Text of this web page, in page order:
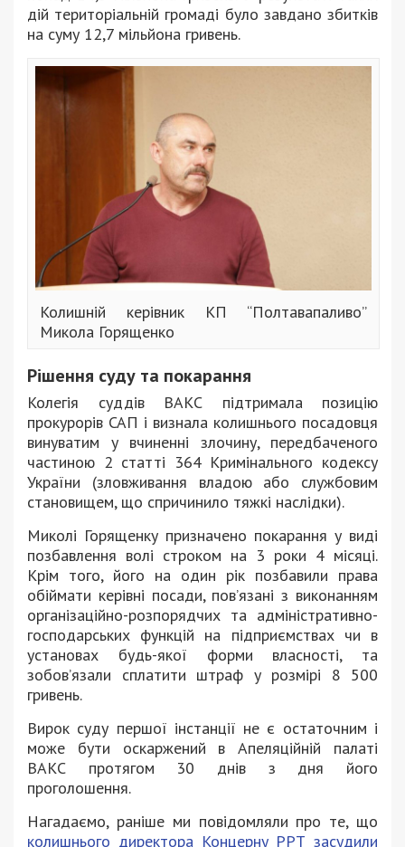
дій територіальній громаді було завдано збитків
на суму 12,7 мільйона гривень.
Колишній керівник КП “Полтавапаливо”
Микола Горященко
Рішення суду та покарання
Колегія суддів ВАКС підтримала позицію
прокурорів САП і визнала колишнього посадовця
винуватим у вчиненні злочину, передбаченого
частиною 2 статті 364 Кримінального кодексу
України (зловживання владою або службовим
становищем, що спричинило тяжкі наслідки).
Миколі Горященку призначено покарання у виді
позбавлення волі строком на 3 роки 4 місяці.
Крім того, його на один рік позбавили права
обіймати керівні посади, пов’язані з виконанням
організаційно-розпорядчих та адміністративно-
господарських функцій на підприємствах чи в
установах будь-якої форми власності, та
зобов’язали сплатити штраф у розмірі 8 500
гривень.
Вирок суду першої інстанції не є остаточним і
може бути оскаржений в Апеляційній палаті
ВАКС протягом 30 днів з дня його
проголошення.
Нагадаємо, раніше ми повідомляли про те, що
колишнього директора Концерну РРТ засудили